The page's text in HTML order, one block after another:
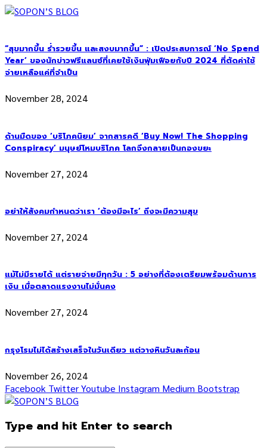
“สุขมากขึ้น ร่ำรวยขึ้น และสงบมากขึ้น” : เปิดประสบการณ์ ‘No Spend
Year’ ของนักข่าวฟรีแลนซ์ที่เคยใช้เงินฟุ่มเฟือยกับปี 2024 ที่ตัดค่าใช้
จ่ายเหลือแค่ที่จำเป็น
November 28, 2024
ด้านมืดของ ‘บริโภคนิยม’ จากสารคดี ‘Buy Now! The Shopping
Conspiracy’ มนุษย์โหมบริโภค โลกจึงกลายเป็นกองขยะ
November 27, 2024
อย่าให้สังคมกำหนดว่าเรา ‘ต้องมีอะไร’ ถึงจะมีความสุข
November 27, 2024
แม้ไม่มีรายได้ แต่รายจ่ายมีทุกวัน : 5 อย่างที่ต้องเตรียมพร้อมด้านการ
เงิน เมื่อตลาดแรงงานไม่มั่นคง
November 27, 2024
กรุงโรมไม่ได้สร้างเสร็จในวันเดียว แต่วางหินวันละก้อน
November 26, 2024
Facebook TwitterYoutube Instagram Medium Bootstrap
Type and hit Enter to search